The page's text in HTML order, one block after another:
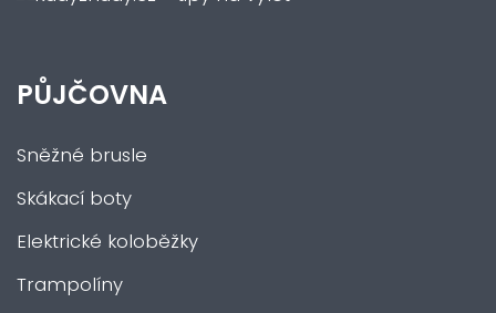
PŮJČOVNA
Sněžné brusle
Skákací boty
Elektrické koloběžky
Trampolíny